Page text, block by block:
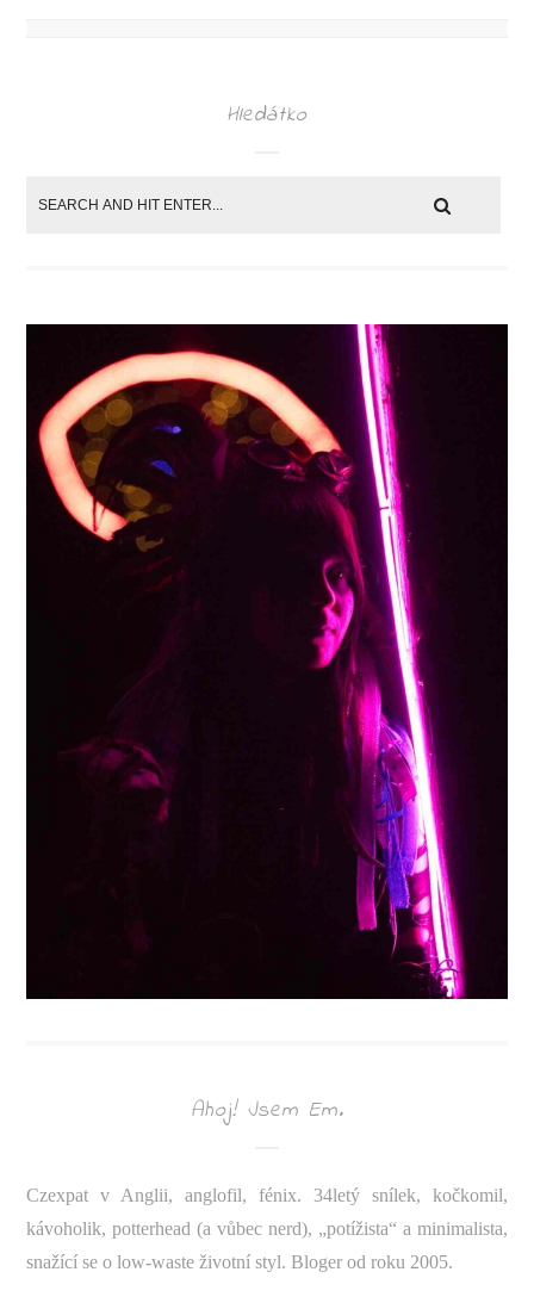
Hledátko
Ahoj! Jsem Em.
Czexpat v Anglii, anglofil, fénix. 34letý snílek, kočkomil,
kávoholik, potterhead (a vůbec nerd), „potížista“ a minimalista,
snažící se o low-waste životní styl. Bloger od roku 2005.